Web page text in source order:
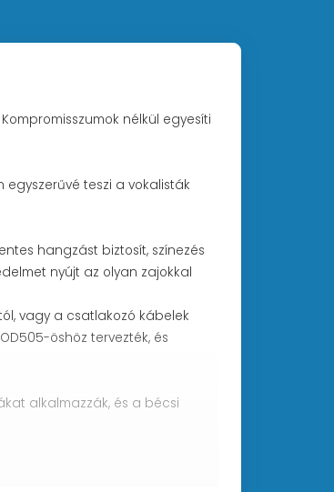
nélkül egyesíti
teszi a vokalisták
hangzást biztosít, színezés
nyújt az olyan zajokkal
vagy a csatlakozó kábelek
öshöz tervezték, és
alkalmazzák, és a bécsi